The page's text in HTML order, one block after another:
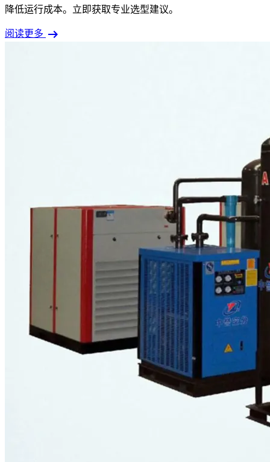
降低运行成本。立即获取专业选型建议。
阅读更多 arrow_right_alt